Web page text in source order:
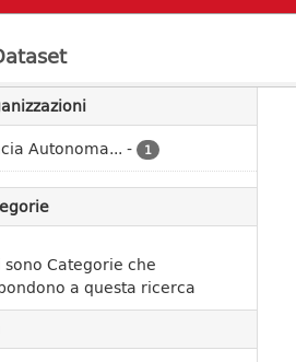
Autonoma... - 1
sono Categorie che
a questa ricerca